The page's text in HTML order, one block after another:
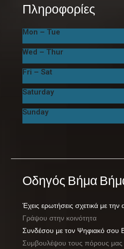
Πληροφορίες
Mon – Tue
Wed – Thur
Fri – Sat
Saturday
Sunday
Οδηγός Βήμα
Έχεις ερωτήσεις σχετικά με την
Γράψου στην κοινότητα
Συνδέσου με τον Ψηφιακό σου
Συμβουλέψου τους πόρους μας